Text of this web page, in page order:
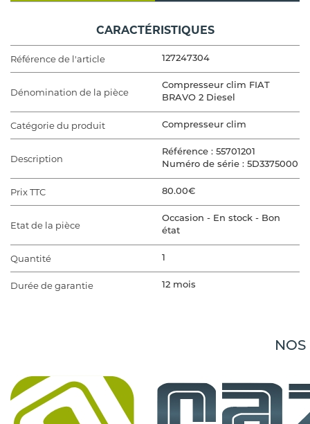
CARACTÉRISTIQUES
Référence de l'article 127247304
Dénomination de la pièce
Compresseur clim FIAT
BRAVO 2 Diesel
Catégorie du produit Compresseur clim
Description
Référence : 55701201
Numéro de série : 5D3375000
Prix TTC 80.00€
Etat de la pièce
Occasion - En stock - Bon
état
Quantité 1
Durée de garantie 12 mois
Modèle du véhicule BRAVO 2
BRAVO 2 1.6 JTD - 16V TURBO
NOS